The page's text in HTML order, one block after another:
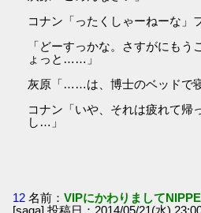
コナン「ったくしゃーねーな」
「どーすっかな。さすがにもう
ょっと……」
灰原「……は、博士のベッドで
コナン「いや、それは疲れて帰
し…」
12 名前：VIPにかわりまして
[saga] 投稿日：2014/05/21(水)